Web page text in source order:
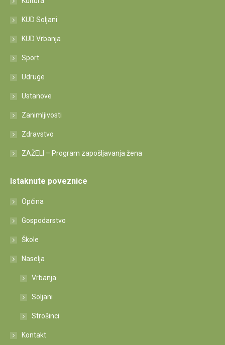
KUD Soljani
KUD Vrbanja
Sport
Udruge
Ustanove
Zanimljivosti
Zdravstvo
ZAŽELI – Program zapošljavanja žena
Istaknute poveznice
Općina
Gospodarstvo
Škole
Naselja
Vrbanja
Soljani
Strošinci
Kontakt